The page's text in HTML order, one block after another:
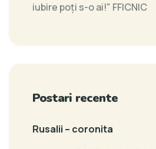
iubire poţi s-o ai!" FFICNIC
Postari recente
Rusalii – coronita